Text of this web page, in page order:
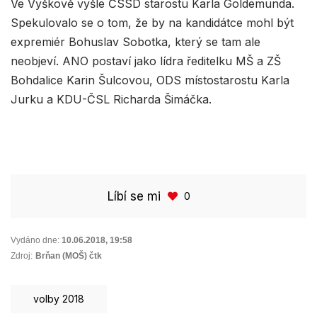
Ve Vyškově vyšle ČSSD starostu Karla Goldemunda.
Spekulovalo se o tom, že by na kandidátce mohl být
expremiér Bohuslav Sobotka, který se tam ale
neobjeví. ANO postaví jako lídra ředitelku MŠ a ZŠ
Bohdalice Karin Šulcovou, ODS místostarostu Karla
Jurku a KDU-ČSL Richarda Šimáčka.
Líbí se mi 0
Vydáno dne: 10.06.2018, 19:58
Zdroj: Brňan (MOŠ) čtk
volby 2018